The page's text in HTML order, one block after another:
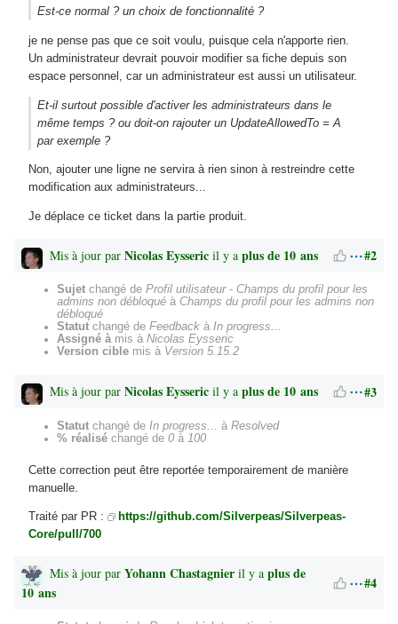
Est-ce normal ? un choix de fonctionnalité ?
je ne pense pas que ce soit voulu, puisque cela n'apporte rien.
Un administrateur devrait pouvoir modifier sa fiche depuis son
espace personnel, car un administrateur est aussi un utilisateur.
Et-il surtout possible d'activer les administrateurs dans le
même temps ? ou doit-on rajouter un UpdateAllowedTo = A
par exemple ?
Non, ajouter une ligne ne servira à rien sinon à restreindre cette
modification aux administrateurs...
Je déplace ce ticket dans la partie produit.
Mis à jour par Nicolas Eysseric il y a plus de 10 ans #2
Sujet changé de Profil utilisateur - Champs du profil pour les
admins non débloqué à Champs du profil pour les admins non
débloqué
Statut changé de Feedback à In progress...
Assigné à mis à Nicolas Eysseric
Version cible mis à Version 5.15.2
Mis à jour par Nicolas Eysseric il y a plus de 10 ans #3
Statut changé de In progress... à Resolved
% réalisé changé de 0 à 100
Cette correction peut être reportée temporairement de manière
manuelle.
Traité par PR :
https://github.com/Silverpeas/Silverpeas-
Core/pull/700
Mis à jour par Yohann Chastagnier il y a plus de
10 ans
#4